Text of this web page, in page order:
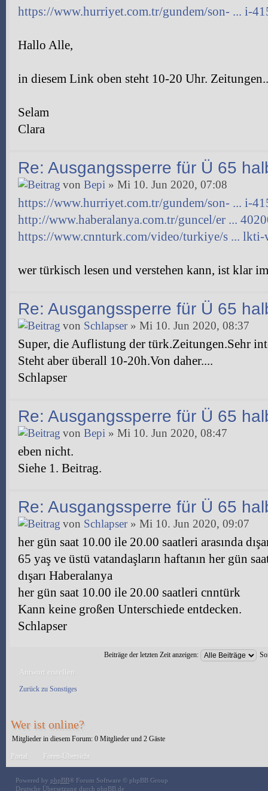
https://www.hurriyet.com.tr/gundem/son- ... i-
Hallo Alle,
in diesem Link oben steht 10-20 Uhr.
Selam
Clara
Re: Ausgangssperre für Ü 65
von Bepi » Mi 10. Jun 2020, 07:08
https://www.hurriyet.com.tr/gundem/son- ... i-
http://www.haberalanya.com.tr/guncel/er ...
https://www.cnnturk.com/video/turkiye/s ... lkti-
wer türkisch lesen und verstehen kann, ist klar
Re: Ausgangssperre für Ü 65
von Schlapser» Mi 10. Jun 2020, 08:37
Super, die Auflistung der türk.Zeitungen.Sehr
Steht aber überall 10-20h.Von daher....
Schlapser
Re: Ausgangssperre für Ü 65
von Bepi » Mi 10. Jun 2020, 08:47
eben nicht.
Siehe 1. Beitrag.
Re: Ausgangssperre für Ü 65
von Schlapser» Mi 10. Jun 2020, 09:07
her gün saat 10.00 ile 20.00 saatleri arasında
65 yaş ve üstü vatandaşların haftanın her gün
dışarı Haberalanya
her gün saat 10.00 ile 20.00 saatleri cnntürk
Kann keine großen Unterschiede entdecken.
Schlapser
Beiträge der letzten Zeit anzeigen:
Antwort erstellen
Zurück zu Sonstiges
Wer ist online?
Mitglieder in diesem Forum: 0 Mitglieder und 2 Gäste
Portal Foren-Übersicht
Powered by phpBB® Forum Software © phpBB Group
Deutsche Übersetzung durch phpBB.de